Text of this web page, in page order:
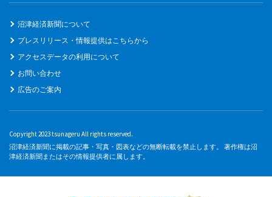
沼津経済新聞について
プレスリリース・情報提供はこちらから
アクセスデータの利用について
お問い合わせ
広告のご案内
Copyright 2023 tsunageru All rights reserved.
沼津経済新聞に掲載の記事・写真・図表などの無断転載を禁止します。 著作権は沼
津経済新聞またはその情報提供者に属します。